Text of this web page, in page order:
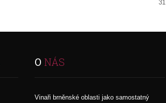
31
O NÁS
Vinaři brněnské oblasti jako samostatný